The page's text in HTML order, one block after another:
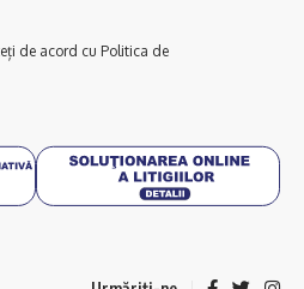
de acord cu Politica de